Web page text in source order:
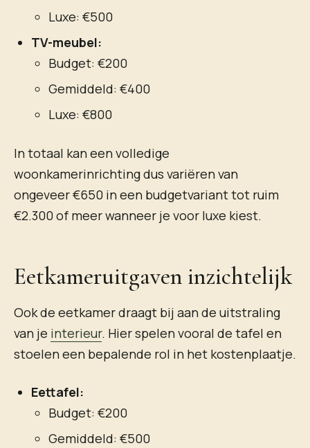
Luxe: €500
TV-meubel:
Budget: €200
Gemiddeld: €400
Luxe: €800
In totaal kan een volledige
woonkamerinrichting dus variëren van
ongeveer €650 in een budgetvariant tot ruim
€2.300 of meer wanneer je voor luxe kiest.
Eetkameruitgaven inzichtelijk
Ook de eetkamer draagt bij aan de uitstraling
van je interieur. Hier spelen vooral de tafel en
stoelen een bepalende rol in het kostenplaatje.
Eettafel:
Budget: €200
Gemiddeld: €500